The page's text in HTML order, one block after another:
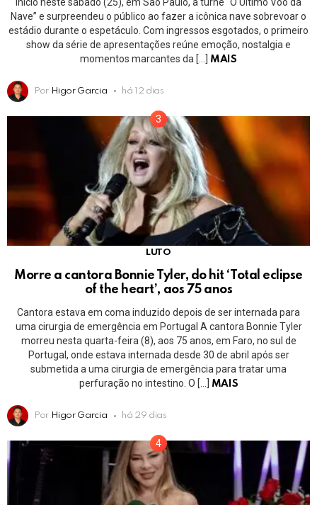
Nave” e surpreendeu o público ao fazer a icônica nave sobrevoar o
estádio durante o espetáculo. Com ingressos esgotados, o primeiro
show da série de apresentações reúne emoção, nostalgia e
momentos marcantes da […]
MAIS
Por Higor Garcia há 12 dias
LUTO
Morre a cantora Bonnie Tyler, do hit ‘Total eclipse
of the heart’, aos 75 anos
Cantora estava em coma induzido depois de ser internada para
uma cirurgia de emergência em Portugal A cantora Bonnie Tyler
morreu nesta quarta-feira (8), aos 75 anos, em Faro, no sul de
Portugal, onde estava internada desde 30 de abril após ser
submetida a uma cirurgia de emergência para tratar uma
perfuração no intestino. O […]
MAIS
Por Higor Garcia há 29 dias